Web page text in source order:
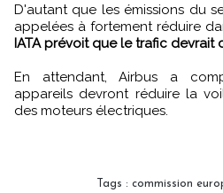
D'autant que les émissions du
appelées à fortement réduire
IATA prévoit que le trafic devrait
En attendant, Airbus a
appareils devront réduire la
des moteurs électriques.
Tags : commission